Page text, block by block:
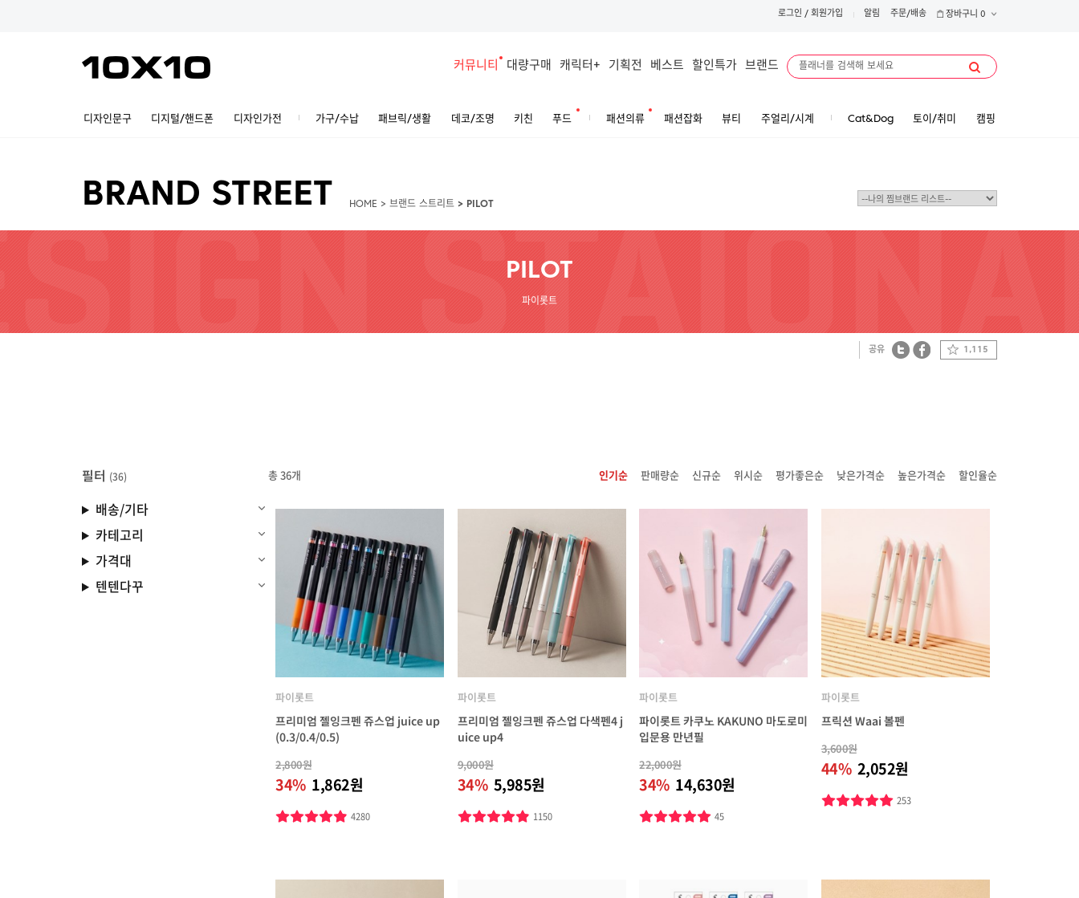
로그인 / 회원가입 알림 주문/배송 장바구니 0
커뮤니티 대량구매 캐릭터+ 기획전 베스트 할인특가 브랜드
디자인문구 디지털/핸드폰 디자인가전 가구/수납 패브릭/생활 데코/조명 키친 푸드 패션의류 패션잡화 뷰티 주얼리/시계 Cat&Dog 토이/취미 캠핑
BRAND STREET HOME > 브랜드 스트리트 > PILOT
PILOT
파이롯트
공유 1,115
필터 (36)
배송/기타
카테고리
가격대
텐텐다꾸
총 36개 인기순 판매량순 신규순 위시순 평가좋은순 낮은가격순 높은가격순 할인율순
파이롯트
프리미엄 젤잉크펜 쥬스업 juice up
(0.3/0.4/0.5)
2,800원
34% 1,862원
4280
파이롯트
프리미엄 젤잉크펜 쥬스업 다색펜4 j
uice up4
9,000원
34% 5,985원
1150
파이롯트
파이롯트 카쿠노 KAKUNO 마도로미
입문용 만년필
22,000원
34% 14,630원
45
파이롯트
프릭션 Waai 볼펜
3,600원
44% 2,052원
253